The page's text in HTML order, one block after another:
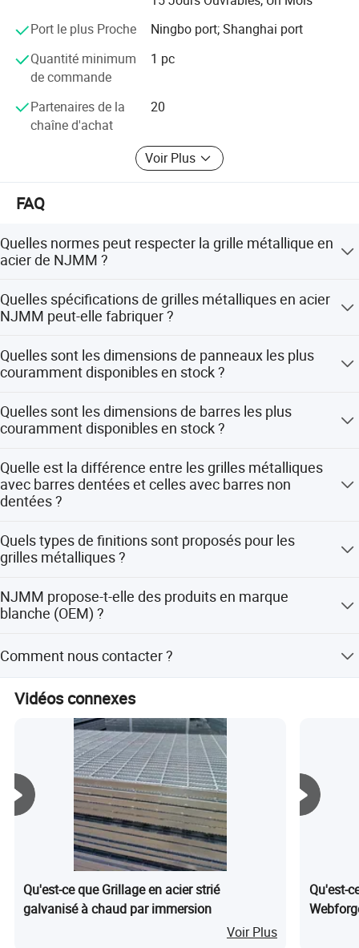
Application:
Chine avec le prix de qualité du gouvernement du district
de Zhenhai en l'an 2007
NJMM est maintenant l'approvisionnement dans plus de
30 pays et jouit d'une grande réputation parmi tous nos
clients.
Nous ferons de notre mieux pour satisfaire nos clients
avec la qualité supérieure, le bon service et le prix le plus
Port le plus Proche
Ningbo port; Shanghai port
Quantité minimum
de commande
1 pc
Partenaires de la
chaîne d'achat
20
Voir Plus
FAQ
Quelles normes peut respecter la grille métallique en
acier de NJMM ?
conformément aux normes de différents pays, tels que la
Chine : YB/T4001.1-2007, les États-Unis : ANSI/NAAMM
Quelles spécifications de grilles métalliques en acier
NJMM peut-elle fabriquer ?
toutes les spécifications disponibles, tant en unités
impériales (pouces) qu'en unités métriques.
Quelles sont les dimensions de panneaux les plus
couramment disponibles en stock ?
sont 3'X24', 3'X20', 1000X6000 mm, 1000X6100 mm, etc.
Quelles sont les dimensions de barres les plus
couramment disponibles en stock ?
1''x3/16'', 1''x3/16'', 1''x3/16'', et 25x3, 30x3, 32x3, 25x5,
32x5, 35x5, 38x5, etc.
Quelle est la différence entre les grilles métalliques
avec barres dentées et celles avec barres non
dentées ?
glissement. Il s'agit de grilles dont les surfaces
supérieures des barres porteuses sont crantées.
Quels types de finitions sont proposés pour les
grilles métalliques ?
traitée, peinte ou galvanisée à chaud.
NJMM propose-t-elle des produits en marque
blanche (OEM) ?
Comment nous contacter ?
demande ci-dessous, puis cliquez sur "envoyer" dès
Vidéos connexes
Qu'est-ce que Grillage en acier strié
galvanisé à chaud par immersion
Voir Plus
Qu'est-